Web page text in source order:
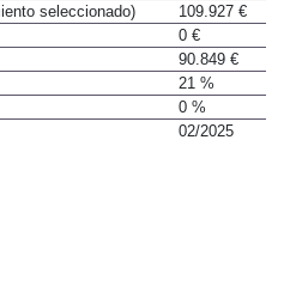
seleccionado)
109.927 €
0 €
90.849 €
21 %
0 %
02/2025